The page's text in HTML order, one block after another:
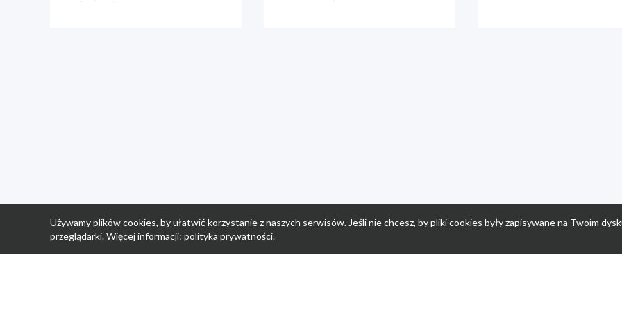
Używamy plików cookies, by ułatwić korzystanie z naszych serwisów. Jeśli nie chcesz, by pliki cookies były zapisywane na Twoim
przeglądarki. Więcej informacji: polityka prywatności.